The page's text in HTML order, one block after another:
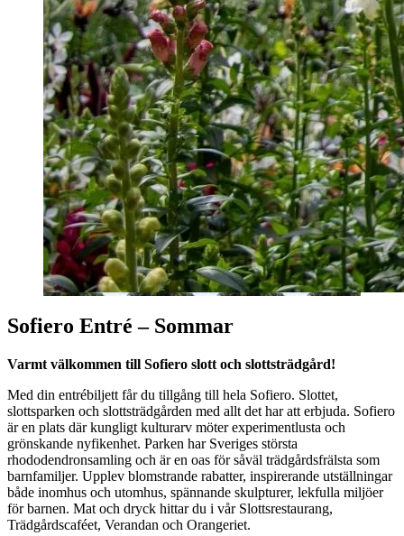
Sofiero Entré – Sommar
Varmt välkommen till Sofiero slott och slottsträdgård!
Med din entrébiljett får du tillgång till hela Sofiero. Slottet,
slottsparken och slottsträdgården med allt det har att erbjuda. Sofiero
är en plats där kungligt kulturarv möter experimentlusta och
grönskande nyfikenhet. Parken har Sveriges största
rhododendronsamling och är en oas för såväl trädgårdsfrälsta som
barnfamiljer. Upplev blomstrande rabatter, inspirerande utställningar
både inomhus och utomhus, spännande skulpturer, lekfulla miljöer
för barnen. Mat och dryck hittar du i vår Slottsrestaurang,
Trädgårdscaféet, Verandan och Orangeriet.